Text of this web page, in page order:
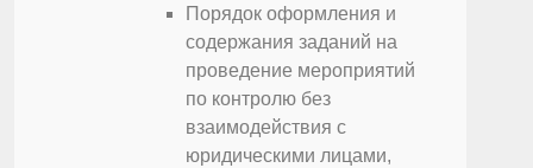
Порядок оформления и
содержания заданий на
проведение мероприятий
по контролю без
взаимодействия с
юридическими лицами,